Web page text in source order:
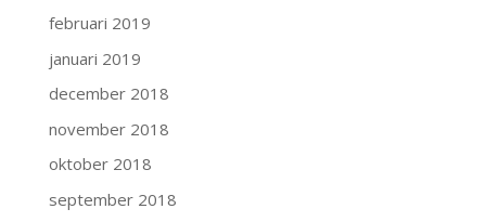
februari 2019
januari 2019
december 2018
november 2018
oktober 2018
september 2018